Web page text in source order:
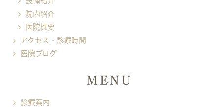
院内紹介
医院概要
アクセス・診療時間
医院ブログ
MENU
診療案内